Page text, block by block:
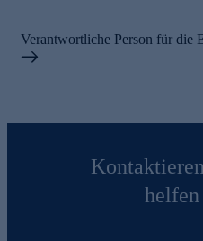
Verantwortliche Person für die
helfen